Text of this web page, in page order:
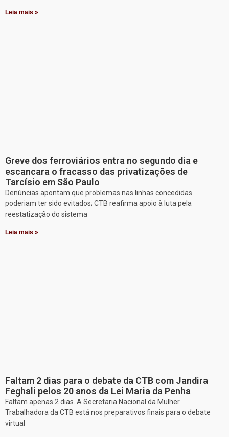
Leia mais »
Greve dos ferroviários entra no segundo dia e
escancara o fracasso das privatizações de
Tarcísio em São Paulo
Denúncias apontam que problemas nas linhas concedidas
poderiam ter sido evitados; CTB reafirma apoio à luta pela
reestatização do sistema
Leia mais »
Faltam 2 dias para o debate da CTB com Jandira
Feghali pelos 20 anos da Lei Maria da Penha
Faltam apenas 2 dias. A Secretaria Nacional da Mulher
Trabalhadora da CTB está nos preparativos finais para o debate
virtual